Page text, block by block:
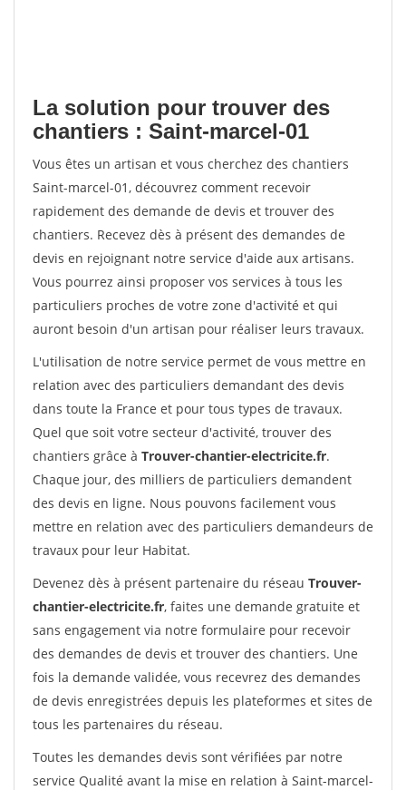
La solution pour trouver des
chantiers : Saint-marcel-01
Vous êtes un artisan et vous cherchez des chantiers
Saint-marcel-01, découvrez comment recevoir
rapidement des demande de devis et trouver des
chantiers. Recevez dès à présent des demandes de
devis en rejoignant notre service d'aide aux artisans.
Vous pourrez ainsi proposer vos services à tous les
particuliers proches de votre zone d'activité et qui
auront besoin d'un artisan pour réaliser leurs travaux.
L'utilisation de notre service permet de vous mettre en
relation avec des particuliers demandant des devis
dans toute la France et pour tous types de travaux.
Quel que soit votre secteur d'activité, trouver des
chantiers grâce à Trouver-chantier-electricite.fr.
Chaque jour, des milliers de particuliers demandent
des devis en ligne. Nous pouvons facilement vous
mettre en relation avec des particuliers demandeurs de
travaux pour leur Habitat.
Devenez dès à présent partenaire du réseau Trouver-
chantier-electricite.fr, faites une demande gratuite et
sans engagement via notre formulaire pour recevoir
des demandes de devis et trouver des chantiers. Une
fois la demande validée, vous recevrez des demandes
de devis enregistrées depuis les plateformes et sites de
tous les partenaires du réseau.
Toutes les demandes devis sont vérifiées par notre
service Qualité avant la mise en relation à Saint-marcel-